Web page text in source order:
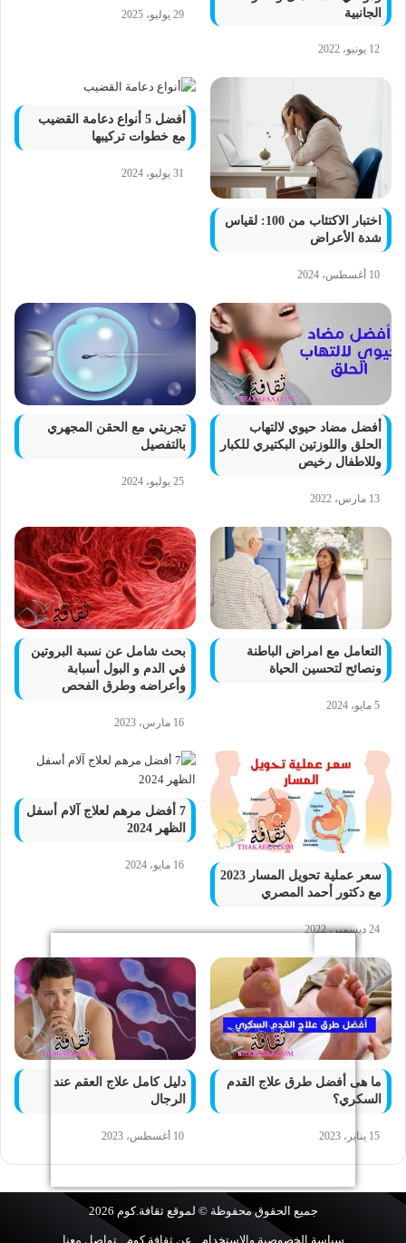
الجانبية
12 يونيو، 2022
29 يوليو، 2025
اختبار الاكتئاب من 100: لقياس
شدة الأعراض
10 أغسطس، 2024
أفضل 5 أنواع دعامة القضيب
مع خطوات تركيبها
31 يوليو، 2024
أفضل مضاد حيوي لالتهاب
الحلق واللوزتين البكتيري للكبار
وللاطفال رخيص
13 مارس، 2022
تجربتي مع الحقن المجهري
بالتفصيل
25 يوليو، 2024
التعامل مع امراض الباطنة
ونصائح لتحسين الحياة
5 مايو، 2024
بحث شامل عن نسبة البروتين
في الدم و البول أسبابة
وأعراضه وطرق الفحص
16 مارس، 2023
سعر عملية تحويل المسار 2023
مع دكتور أحمد المصري
24 ديسمبر، 2022
7 أفضل مرهم لعلاج آلام أسفل
الظهر 2024
16 مايو، 2024
ما هى أفضل طرق علاج القدم
السكري؟
15 يناير، 2023
دليل كامل علاج العقم عند
الرجال
10 أغسطس، 2023
جميع الحقوق محفوظة © لموقعثقافة.كوم
سياسة الخصوصية والإستخدام عن ثقافة.كوم تواصل معنا